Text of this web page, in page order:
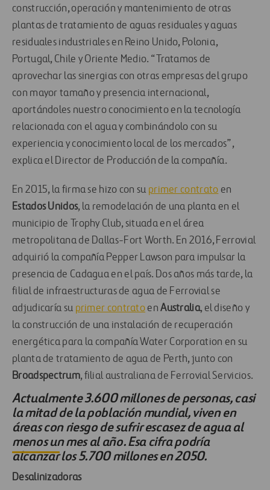
construcción, operación y mantenimiento de otras
plantas de tratamiento de aguas residuales y aguas
residuales industriales en Reino Unido, Polonia,
Portugal, Chile y Oriente Medio. “Tratamos de
aprovechar las sinergias con otras empresas del grupo
con mayor tamaño y presencia internacional,
aportándoles nuestro conocimiento en la tecnología
relacionada con el agua y combinándolo con su
experiencia y conocimiento local de los mercados”,
explica el Director de Producción de la compañía.
En 2015, la firma se hizo con su primer contrato en
Estados Unidos, la remodelación de una planta en el
municipio de Trophy Club, situada en el área
metropolitana de Dallas-Fort Worth. En 2016, Ferrovial
adquirió la compañía Pepper Lawson para impulsar la
presencia de Cadagua en el país. Dos años más tarde, la
filial de infraestructuras de agua de Ferrovial se
adjudicaría su primer contrato enAustralia, el diseño y
la construcción de una instalación de recuperación
energética para la compañía Water Corporation en su
planta de tratamiento de agua de Perth, junto con
Broadspectrum, filial australiana de Ferrovial Servicios.
Actualmente 3.600 millones de personas, casi
la mitad de la población mundial, viven en
áreas con riesgo de sufrir escasez de agua al
menos un mes al año. Esa cifra podría
alcanzar los 5.700 millones en 2050.
Desalinizadoras